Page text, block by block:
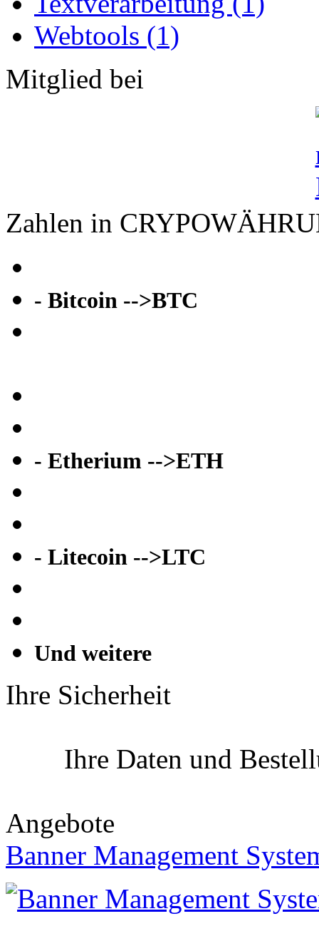
Webtools (1)
Mitglied bei
Zahlen in
- Bitcoin -->BTC
- Etherium -->ETH
- Litecoin -->LTC
Und weitere
Ihre Sicherheit
Ihre Daten und
Angebote
Banner Management